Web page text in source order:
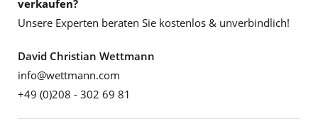
verkaufen?
Unsere Experten beraten Sie kostenlos & unverbindlich!
David Christian Wettmann
info@wettmann.com
+49 (0)208 - 302 69 81